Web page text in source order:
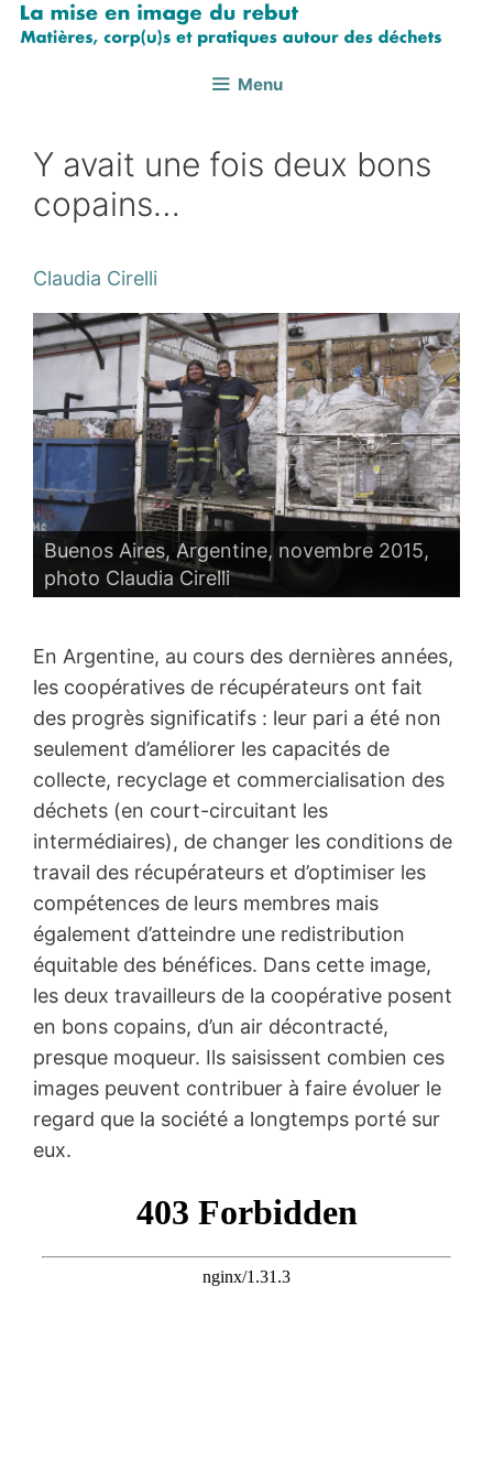
Aller
Menu
Y avait une fois deux bons
copains…
Claudia Cirelli
Buenos Aires, Argentine, novembre 2015,
photo Claudia Cirelli
En Argentine, au cours des dernières années,
les coopératives de récupérateurs ont fait
des progrès significatifs : leur pari a été non
seulement d’améliorer les capacités de
collecte, recyclage et commercialisation des
déchets (en court-circuitant les
intermédiaires), de changer les conditions de
travail des récupérateurs et d’optimiser les
compétences de leurs membres mais
également d’atteindre une redistribution
équitable des bénéfices. Dans cette image,
les deux travailleurs de la coopérative posent
en bons copains, d’un air décontracté,
presque moqueur. Ils saisissent combien ces
images peuvent contribuer à faire évoluer le
regard que la société a longtemps porté sur
eux.